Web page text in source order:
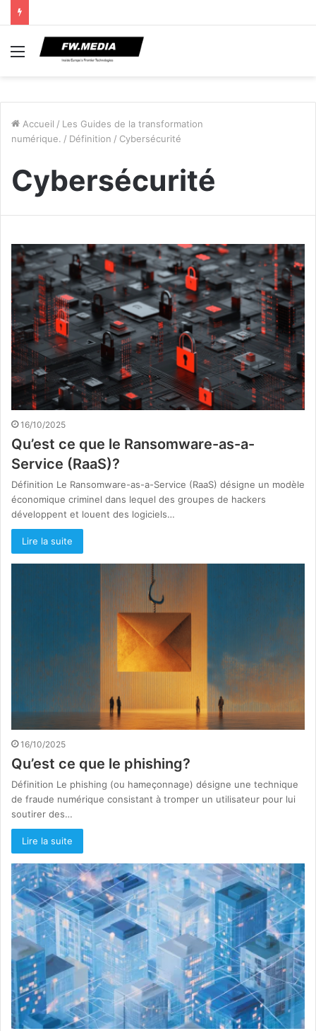
Menu
Accueil / Les Guides de la transformation
numérique. / Définition / Cybersécurité
Cybersécurité
16/10/2025
Qu’est ce que le Ransomware-as-a-
Service (RaaS)?
Définition Le Ransomware-as-a-Service (RaaS) désigne un modèle
économique criminel dans lequel des groupes de hackers
développent et louent des logiciels…
Lire la suite
16/10/2025
Qu’est ce que le phishing?
Définition Le phishing (ou hameçonnage) désigne une technique
de fraude numérique consistant à tromper un utilisateur pour lui
soutirer des…
Lire la suite